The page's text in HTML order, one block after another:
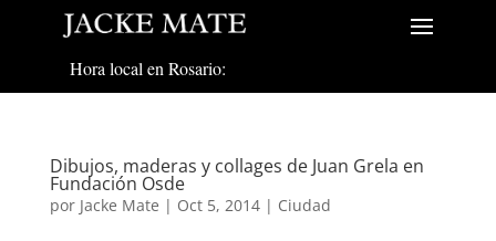
Hora local en Rosario:
Dibujos, maderas y collages de Juan Grela en
Fundación Osde
por Jacke Mate | Oct 5, 2014| Ciudad